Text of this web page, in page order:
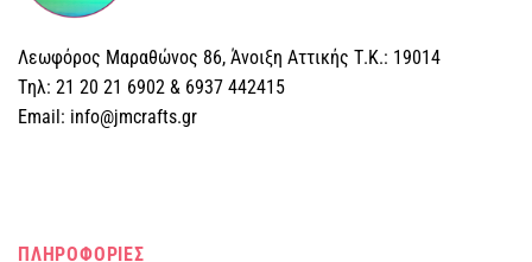
Λεωφόρος Μαραθώνος 86, Άνοιξη Αττικής Τ.Κ.: 19014
Tηλ: 21 20 21 6902 & 6937 442415
Email: info@jmcrafts.gr
ΠΛΗΡΟΦΟΡΙΕΣ